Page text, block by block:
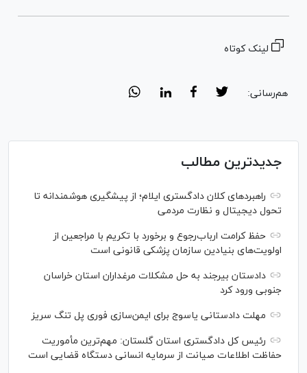
لینک کوتاه
هم‌رسانی:
جدیدترین مطالب
راهبرد‌های کلان دادگستری ایلام؛ از پیشگیری هوشمندانه تا
تحول دیجیتال و نظارت مردمی
حفظ کرامت ارباب‌رجوع و برخورد با تکریم با مراجعین از
اولویت‌های بنیادین سازمان پزشکی قانونی است
دادستان بیرجند به حل مشکلات مرغداران استان خراسان
جنوبی ورود کرد
مهلت دادستانی یاسوج برای ایمن‌سازی فوری پل تنگ سریز
رئیس کل دادگستری استان گلستان: مهم‌ترین مأموریت
حفاظت اطلاعات صیانت از سرمایه انسانی دستگاه قضایی است